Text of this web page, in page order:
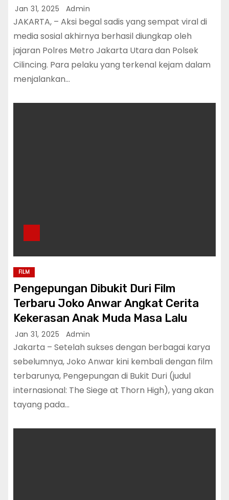
Jan 31, 2025 Admin
JAKARTA, – Aksi begal sadis yang sempat viral di
media sosial akhirnya berhasil diungkap oleh
jajaran Polres Metro Jakarta Utara dan Polsek
Cilincing. Para pelaku yang terkenal kejam dalam
menjalankan…
FILM
Pengepungan Dibukit Duri Film
Terbaru Joko Anwar Angkat Cerita
Kekerasan Anak Muda Masa Lalu
Jan 31, 2025 Admin
Jakarta – Setelah sukses dengan berbagai karya
sebelumnya, Joko Anwar kini kembali dengan film
terbarunya, Pengepungan di Bukit Duri (judul
internasional: The Siege at Thorn High), yang akan
tayang pada…